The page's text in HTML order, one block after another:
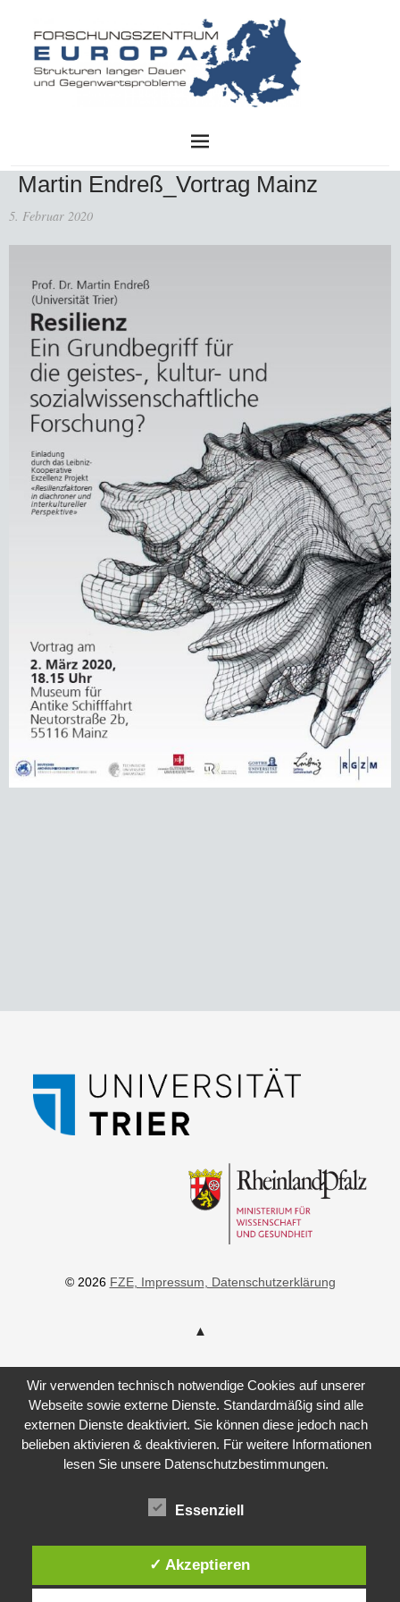
Martin Endreß_Vortrag Mainz
5. Februar 2020
© 2026 FZE, Impressum, Datenschutzerklärung
Wir verwenden technisch notwendige Cookies auf unserer
Webseite sowie externe Dienste. Standardmäßig sind alle
externen Dienste deaktiviert. Sie können diese jedoch nach
belieben aktivieren & deaktivieren. Für weitere Informationen
lesen Sie unsere Datenschutzbestimmungen.
Essenziell
✓ Akzeptieren